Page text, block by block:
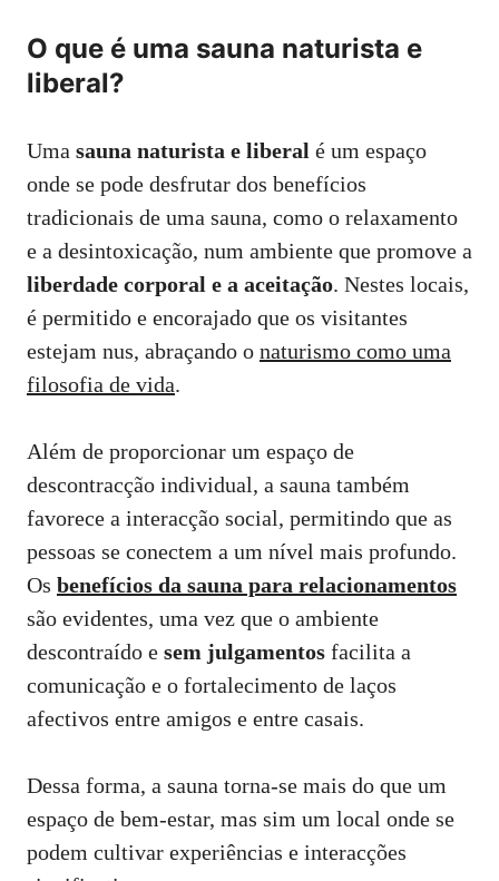
O que é uma sauna naturista e
liberal?
Uma sauna naturista e liberal é um espaço
onde se pode desfrutar dos benefícios
tradicionais de uma sauna, como o relaxamento
e a desintoxicação, num ambiente que promove a
liberdade corporal e a aceitação. Nestes locais,
é permitido e encorajado que os visitantes
estejam nus, abraçando o naturismo como uma
filosofia de vida.
Além de proporcionar um espaço de
descontracção individual, a sauna também
favorece a interacção social, permitindo que as
pessoas se conectem a um nível mais profundo.
Os benefícios da sauna para relacionamentos
são evidentes, uma vez que o ambiente
descontraído e sem julgamentos facilita a
comunicação e o fortalecimento de laços
afectivos entre amigos e entre casais.
Dessa forma, a sauna torna-se mais do que um
espaço de bem-estar, mas sim um local onde se
podem cultivar experiências e interacções